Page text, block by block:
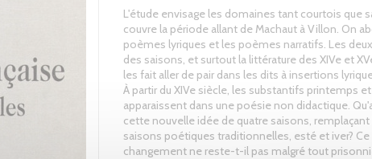
L'étude envisage les domaines tant courtois que
couvre la période allant de Machaut à Villon. On
poèmes lyriques et les poèmes narratifs. Les
des saisons, et surtout la littérature des XIVe et
les fait aller de pair dans les dits à insertions
À partir du XIVe siècle, les substantifs printemps
apparaissent dans une poésie non didactique.
cette nouvelle idée de quatre saisons, remplaçant
saisons poétiques traditionnelles, esté et iver? Ce
changement ne reste-t-il pas malgré tout